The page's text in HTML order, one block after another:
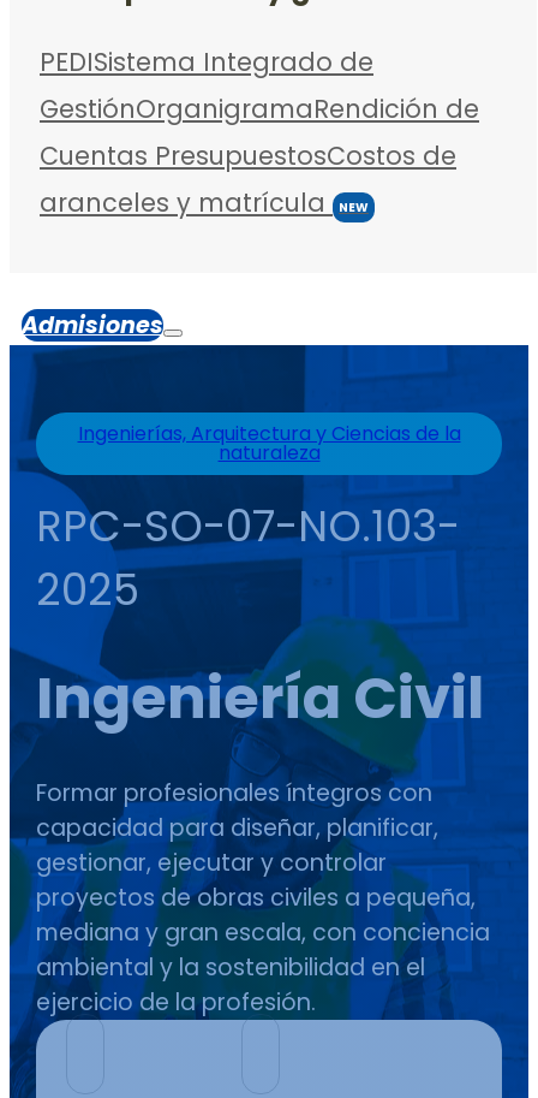
PEDISistema Integrado de
GestiónOrganigramaRendición de
Cuentas PresupuestosCostos de
aranceles y matrícula
NEW
Admisiones
Ingenierías, Arquitectura y Ciencias de la
naturaleza
RPC-SO-07-NO.103-
2025
Ingeniería Civil
Formar profesionales íntegros con
capacidad para diseñar, planificar,
gestionar, ejecutar y controlar
proyectos de obras civiles a pequeña,
mediana y gran escala, con conciencia
ambiental y la sostenibilidad en el
ejercicio de la profesión.